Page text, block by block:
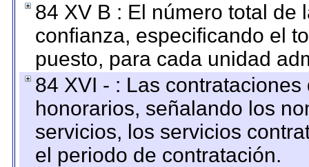
84 XV B : El número total de
confianza, especificando el
puesto, para cada unidad
84 XVI - : Las
honorarios, señalando los
servicios, los servicios
el periodo de contratación.